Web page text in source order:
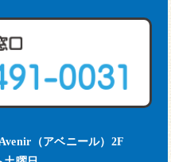
（アベニール）2F